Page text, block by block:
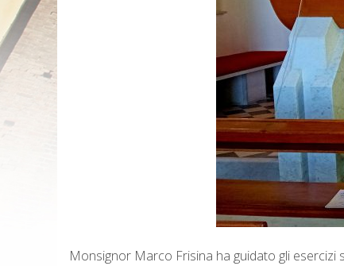
Monsignor Marco Frisina ha guidato gli esercizi